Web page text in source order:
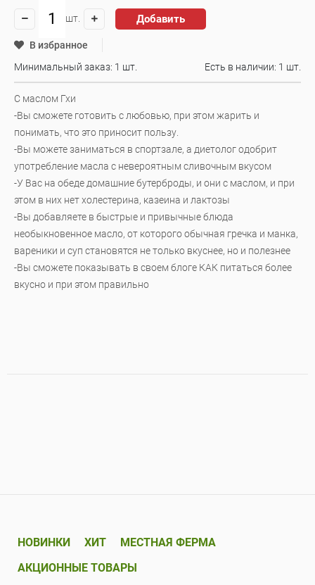
шт. Добавить
В избранное
Минимальный заказ: 1 шт.
Есть в наличии: 1 шт.
С маслом Гхи
-Вы сможете готовить с любовью, при этом жарить и
понимать, что это приносит пользу.
-Вы можете заниматься в спортзале, а диетолог одобрит
употребление масла с невероятным сливочным вкусом
-У Вас на обеде домашние бутерброды, и они с маслом, и при
этом в них нет холестерина, казеина и лактозы
-Вы добавляете в быстрые и привычные блюда
необыкновенное масло, от которого обычная гречка и манка,
вареники и суп становятся не только вкуснее, но и полезнее
-Вы сможете показывать в своем блоге КАК питаться более
вкусно и при этом правильно
НОВИНКИ ХИТ
МЕСТНАЯ ФЕРМА
АКЦИОННЫЕ ТОВАРЫ